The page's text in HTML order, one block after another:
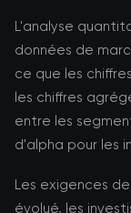
L'analyse
données de
ce que les
les chiffres
entre les
d'alpha pour les
Les exigences
évolué, les